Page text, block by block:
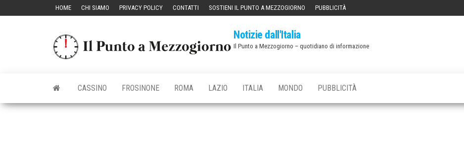
HOME CHI SIAMO PRIVACY POLICY CONTATTI SOSTIENI IL PUNTO A MEZZOGIORNO PUBBLICITÀ
Notizie dall'Italia
Il Punto a Mezzogiorno – quotidiano di informazione
CASSINO FROSINONE ROMA LAZIO ITALIA MONDO PUBBLICITÀ